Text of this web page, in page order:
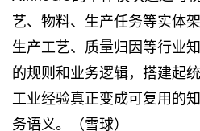
艺、物料、生产任务等实体
生产工艺、质量归因等行业
的规则和业务逻辑，搭建起
工业经验真正变成可复用的
务语义。（雪球）